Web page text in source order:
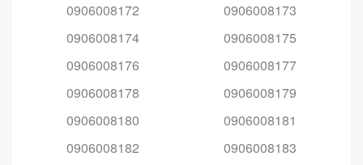
0906008172
0906008173
0906008174
0906008175
0906008176
0906008177
0906008178
0906008179
0906008180
0906008181
0906008182
0906008183